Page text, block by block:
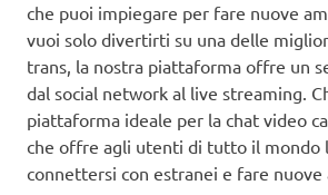
che puoi impiegare per fare nuove
vuoi solo divertirti su una delle
trans, la nostra piattaforma offre un
dal social network al live streaming.
piattaforma ideale per la chat video
che offre agli utenti di tutto il mondo
connettersi con estranei e fare nuove